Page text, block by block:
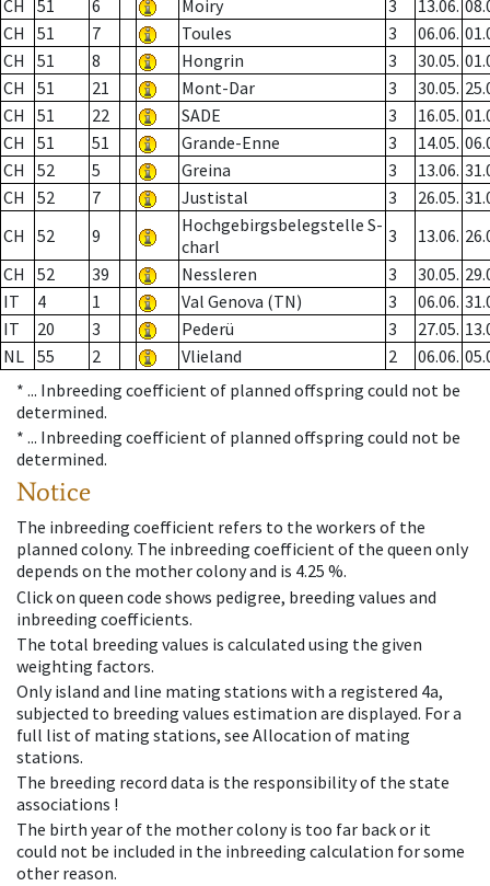
CH 51 6 Moiry 3 13.06.
CH
51 7 Toules 3 06.06.
CH
51 8 Hongrin 3 30.05.
CH
51 21 Mont-Dar 3 30.05.
CH
51 22 SADE 3 16.05.
CH
51 51 Grande-Enne 3 14.05.
CH
52 5 Greina 3 13.06.
CH
52 7 Justistal 3 26.05.
CH
52 9
Hochgebirgsbelegstelle S-
charl
3 13.06.
CH
52 39 Nessleren 3 30.05.
IT
4 1 Val Genova (TN) 3 06.06.
IT
20 3 Pederü 3 27.05.
NL 55 2 Vlieland 2 06.06.
* ... Inbreeding coefficient of planned offspring could not be
determined.
* ... Inbreeding coefficient of planned offspring could not be
determined.
Notice
The inbreeding coefficient refers to the workers of the
planned colony. The inbreeding coefficient of the queen only
depends on the mother colony and is 4.25 %.
Click on queen code shows pedigree, breeding values and
inbreeding coefficients.
The total breeding values is calculated using the given
weighting factors.
Only island and line mating stations with a registered 4a,
subjected to breeding values estimation are displayed. For a
full list of mating stations, see Allocation of mating
stations.
The breeding record data is the responsibility of the state
associations !
The birth year of the mother colony is too far back or it
could not be included in the inbreeding calculation for some
other reason.